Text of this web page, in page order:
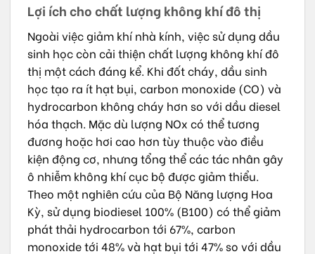
Lợi ích cho chất lượng không khí đô thị
Ngoài việc giảm khí nhà kính, việc sử dụng dầu
sinh học còn cải thiện chất lượng không khí đô
thị một cách đáng kể. Khi đốt cháy, dầu sinh
học tạo ra ít hạt bụi, carbon monoxide (CO) và
hydrocarbon không cháy hơn so với dầu diesel
hóa thạch. Mặc dù lượng NOx có thể tương
đương hoặc hơi cao hơn tùy thuộc vào điều
kiện động cơ, nhưng tổng thể các tác nhân gây
ô nhiễm không khí cục bộ được giảm thiểu.
Theo một nghiên cứu của Bộ Năng lượng Hoa
Kỳ, sử dụng biodiesel 100% (B100) có thể giảm
phát thải hydrocarbon tới 67%, carbon
monoxide tới 48% và hạt bụi tới 47% so với dầu